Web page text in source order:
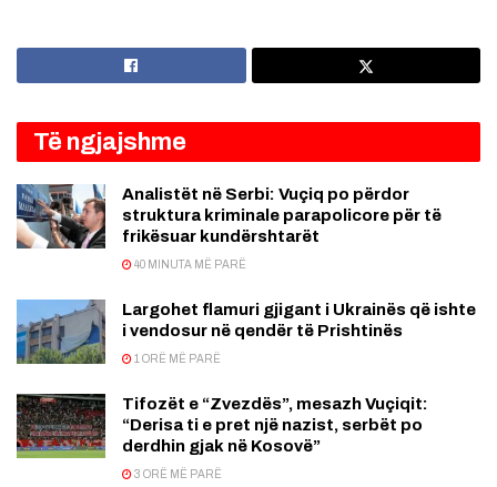
Të ngjajshme
Analistët në Serbi: Vuçiq po përdor
struktura kriminale parapolicore për të
frikësuar kundërshtarët
40 MINUTA MË PARË
Largohet flamuri gjigant i Ukrainës që ishte
i vendosur në qendër të Prishtinës
1 ORË MË PARË
Tifozët e “Zvezdës”, mesazh Vuçiqit:
“Derisa ti e pret një nazist, serbët po
derdhin gjak në Kosovë”
3 ORË MË PARË